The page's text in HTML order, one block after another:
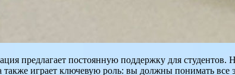
предлагает постоянную поддержку для
также играет ключевую роль: вы должны понимать